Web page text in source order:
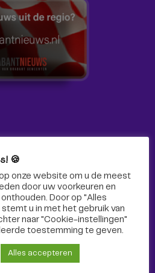
alleen hier, maar ook via social
🍪
onze website om u de meest
door uw voorkeuren en
Door op "Alles
u in met het gebruik van
naar "Cookie-instellingen"
toestemming te geven.
Alles accepteren